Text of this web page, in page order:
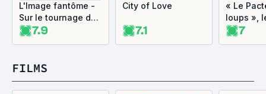
L'Image fantôme -
Sur le tournage de
Ghostland
7.9
City of Love
7.1
« Le
loups »,
7
FILMS